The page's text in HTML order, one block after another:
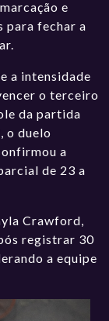
e
para fechar a
a intensidade
o terceiro
da partida
o duelo
a
de 23 a
Crawford,
registrar 30
a equipe